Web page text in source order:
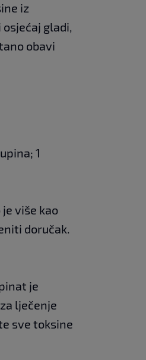
iz
gladi,
obavi
1
više kao
doručak.
je
lječenje
sve toksine